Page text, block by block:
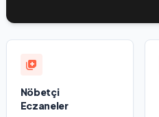
Nöbetçi
Eczaneler